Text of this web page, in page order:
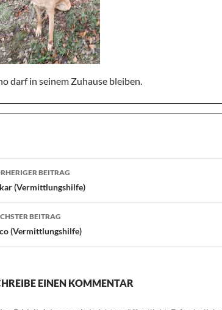
darf in seinem Zuhause bleiben.
BEITRAG
(Vermittlungshilfe)
BEITRAG
(Vermittlungshilfe)
EINEN KOMMENTAR